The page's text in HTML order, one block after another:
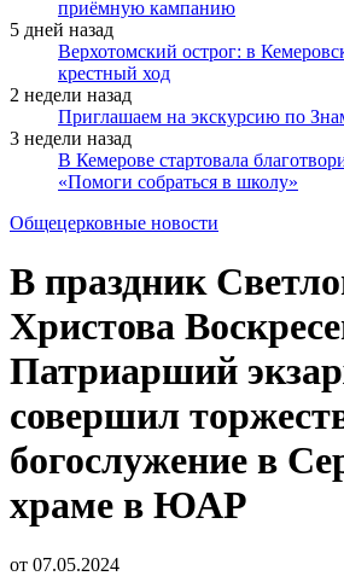
приёмную кампанию
5 дней назад
Верхотомский острог: в
крестный ход
2 недели назад
Приглашаем на экскурсию по
3 недели назад
В Кемерове стартовала
«Помоги собраться в школу»
Общецерковные новости
В праздник
Христова
Патриарший
совершил
богослужение в
храме в ЮАР
от 07.05.2024